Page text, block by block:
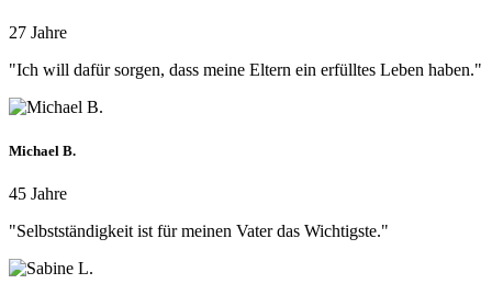
27 Jahre
"Ich will dafür sorgen, dass meine Eltern ein erfülltes Leben haben."
Michael B.
45 Jahre
"Selbstständigkeit ist für meinen Vater das Wichtigste."